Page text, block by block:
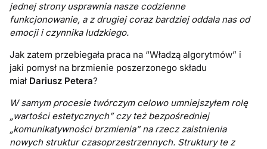
jednej strony usprawnia nasze codzienne
funkcjonowanie, a z drugiej coraz bardziej oddala nas od
emocji i czynnika ludzkiego.
Jak zatem przebiegała praca na “Władzą algorytmów” i
jaki pomysł na brzmienie poszerzonego składu
miał Dariusz Petera?
W samym procesie twórczym celowo umniejszyłem rolę
„wartości estetycznych” czy też bezpośredniej
„komunikatywności brzmienia” na rzecz zaistnienia
nowych struktur czasoprzestrzennych. Struktury te z